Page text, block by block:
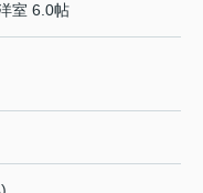
室 6.0帖